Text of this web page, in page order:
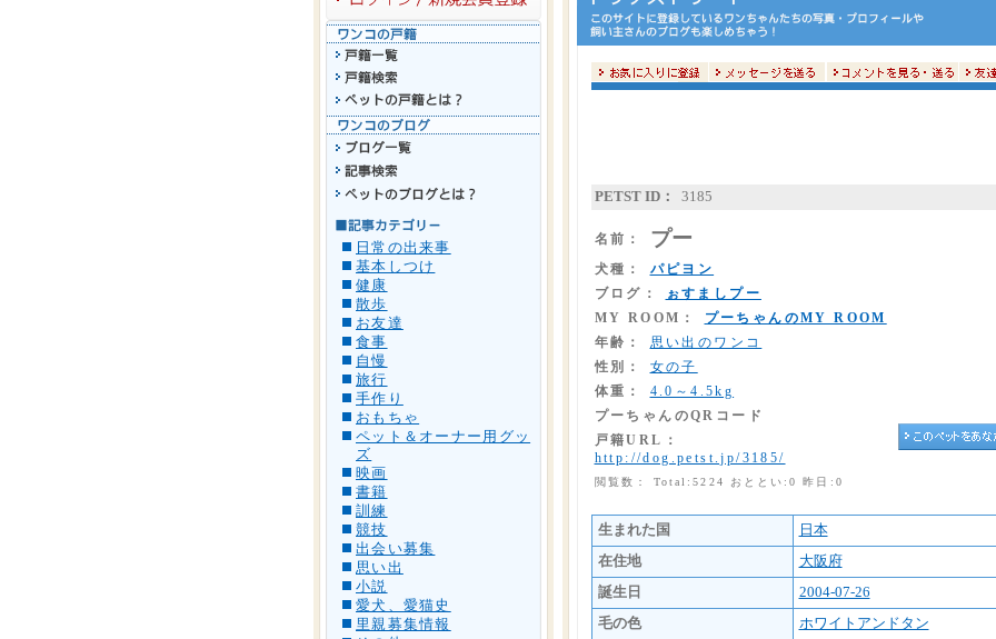
日常の出来事
基本しつけ
健康
散歩
お友達
食事
自慢
旅行
手作り
おもちゃ
ペット＆オーナー用グッ
ズ
映画
書籍
訓練
競技
出会い募集
思い出
小説
愛犬、愛猫史
里親募集情報
PETST ID： 3185
名前： プー
犬種：
パピヨン
ブログ：
ぉすましプー
MY ROOM：
プーちゃんのMY ROOM
年齢：
思い出のワンコ
性別：
女の子
体重：
4.0～4.5kg
プーちゃんのQRコード
戸籍URL：
http://dog.petst.jp/3185/
閲覧数： Total:5224 おととい:0 昨日:0
生まれた国
日本
在住地
大阪府
誕生日
2004-07-26
毛の色
ホワイトアンドタン